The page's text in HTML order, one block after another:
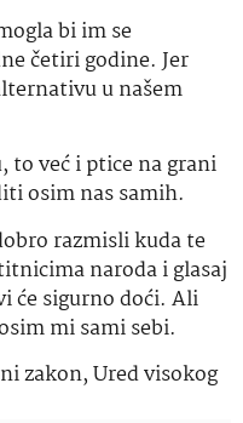
bi im se
četiri godine. Jer
u našem
već i ptice na grani
osim nas samih.
razmisli kuda te
naroda i glasaj
će sigurno doći. Ali
mi sami sebi.
zakon,Ured visokog